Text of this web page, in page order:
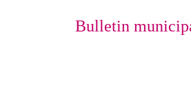
Bulletin